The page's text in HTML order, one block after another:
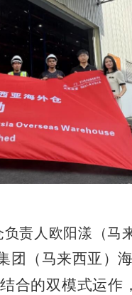
责人欧阳漾（马
团（马来西亚）
合的双模式运作